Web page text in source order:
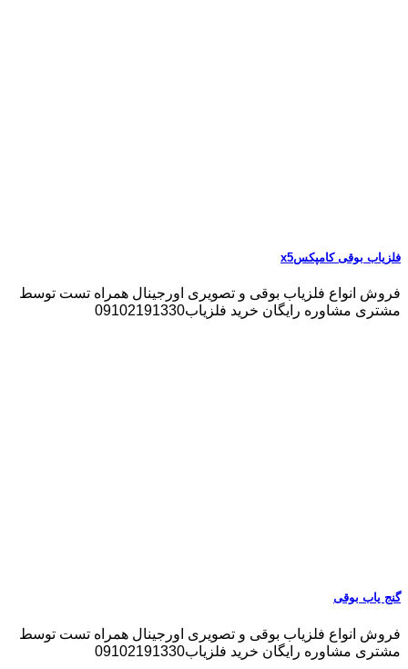
فلزیاب بوقی کامپکسx5
فروش انواع فلزیاب بوقی و تصویری اورجینال همراه تست توسط
مشتری مشاوره رایگان خرید فلزیاب09102191330
گنج یاب بوقی
فروش انواع فلزیاب بوقی و تصویری اورجینال همراه تست توسط
مشتری مشاوره رایگان خرید فلزیاب09102191330